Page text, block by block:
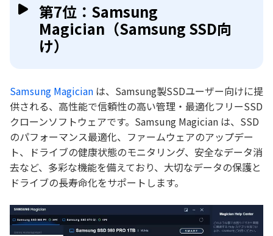
第7位：Samsung
Magician（Samsung SSD向
け）
Samsung Magician は、Samsung製SSDユーザー向けに提
供される、高性能で信頼性の高い管理・最適化フリーSSD
クローンソフトウェアです。Samsung Magician は、SSD
のパフォーマンス最適化、ファームウェアのアップデー
ト、ドライブの健康状態のモニタリング、安全なデータ消
去など、多彩な機能を備えており、大切なデータの保護と
ドライブの長寿命化をサポートします。